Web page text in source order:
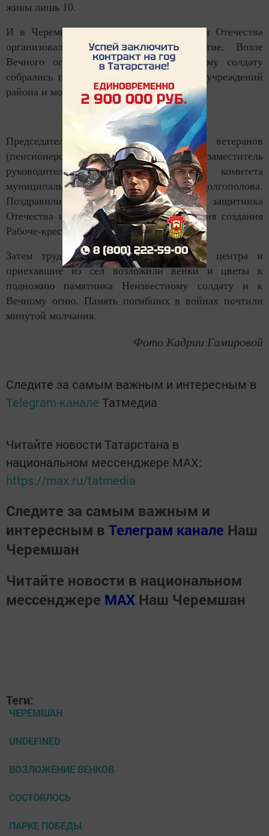
живы лишь 10.
И в Черемшане в канун Дня защитника Отечества
организовали торжественное мероприятие. Возле
Вечного огня и памятника Неизвестному солдату
собрались представители организаций и учреждений
района и молодогвардейцы.
Председатель районного совета ветеранов
(пенсионеров) Габделбари Галиев и заместитель
руководителя исполнительного комитета
муниципального района Рамзия Долгополова.
Поздравили участников митинга с Днем защитника
Отечества и юбилеем - 100-летием со дня создания
Рабоче-крестьянской Красной Армии.
Затем трудовые коллективы районного центра и
приехавшие из сел возложили венки и цветы к
подножию памятника Неизвестному солдату и к
Вечному огню. Память погибших в войнах почтили
минутой молчания.
Фото Кадрии Гамировой
Следите за самым важным и интересным в
Telegram-канале Татмедиа
Читайте новости Татарстана в
национальном мессенджере MАХ:
https://max.ru/tatmedia
Следите за самым важным и
интересным в Телеграм канале Наш
Черемшан
Читайте новости в национальном
мессенджере MАХ Наш Черемшан
Теги:
ЧЕРЕМШАН
UNDEFINED
ВОЗЛОЖЕНИЕ ВЕНКОВ
СОСТОЯЛОСЬ
ПАРКЕ ПОБЕДЫ